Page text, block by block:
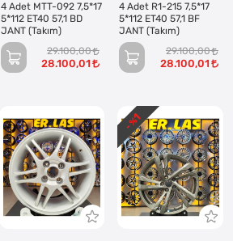
4 Adet MTT-092 7,5*17
5*112 ET40 57,1 BD
JANT (Takım)
29.100,00
28.100,01
4 Adet R1-215 7,5*17
5*112 ET40 57,1 BF
JANT (Takım)
29.100,00
28.100,01
- %
1